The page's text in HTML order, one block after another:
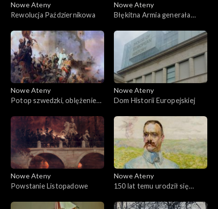
Nowe Ateny
Rewolucja Październikowa
Nowe Ateny
Błękitna Armia generała
Nowe Ateny
Potop szwedzki, oblężenie
Matki Boskiej
Częstochowskiej
Nowe Ateny
Dom Historii Europejskiej
Nowe Ateny
Powstanie Listopadowe
Nowe Ateny
150 lat temu urodził się